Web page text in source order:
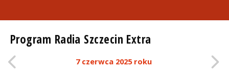
Program Radia Szczecin Extra
7 czerwca 2025 roku